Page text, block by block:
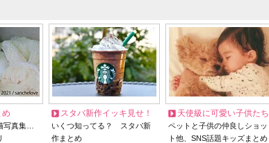
め
写真集…
スタバ新作イッキ見せ！
いくつ知ってる？ スタバ新
作まとめ
天使級に可愛い子供たち
ペットと子供の仲良しショッ
ト他、SNS話題キッズまとめ